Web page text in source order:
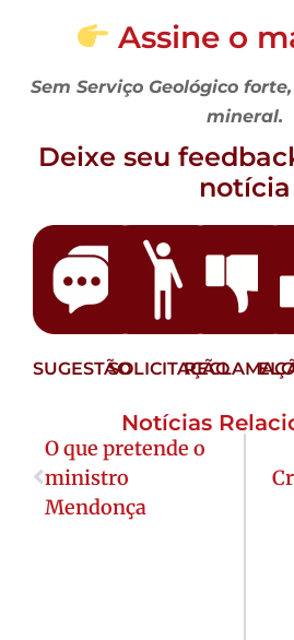
Assine o
Sem Serviço Geológico
mineral.
Deixe seu
notícia
SUGESTÃOSOLICITAÇÃO
Notícias
O que pretende o
ministro
Mendonça